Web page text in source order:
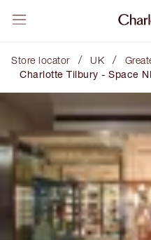
Store locator / UK /
Charlotte Tilbury - Space